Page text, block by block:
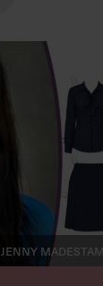
Jenny